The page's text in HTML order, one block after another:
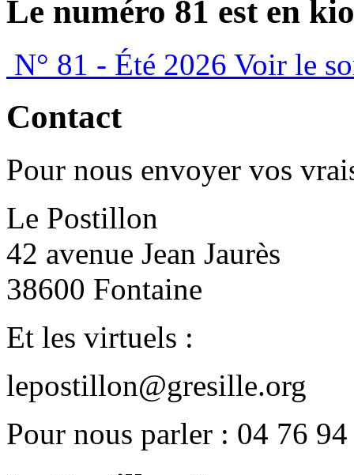
Le numéro 81 est en
N° 81 - Été 2026 Voir le
Contact
Pour nous envoyer vos
Le Postillon
42 avenue Jean Jaurès
38600 Fontaine
Et les virtuels :
lepostillon@gresille.org
Pour nous parler : 04 76